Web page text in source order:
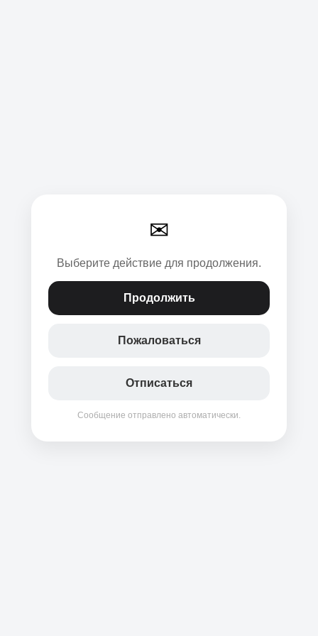
✉
Выберите действие для продолжения.
Продолжить
Пожаловаться
Отписаться
Сообщение отправлено автоматически.